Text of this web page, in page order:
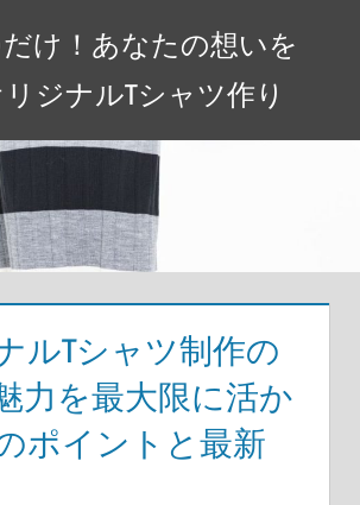
け！あなたの想いを
ジナルTシャツ作り
ルTシャツ制作の
力を最大限に活か
ポイントと最新